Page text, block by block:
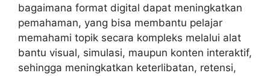
bagaimana format digital dapat meningkatkan
pemahaman, yang bisa membantu pelajar
memahami topik secara kompleks melalui alat
bantu visual, simulasi, maupun konten interaktif,
sehingga meningkatkan keterlibatan, retensi,